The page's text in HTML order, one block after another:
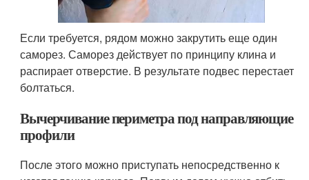
Если требуется, рядом можно закрутить еще один
саморез. Саморез действует по принципу клина и
распирает отверстие. В результате подвес перестает
болтаться.
Вычерчивание периметра под направляющие
профили
После этого можно приступать непосредственно к